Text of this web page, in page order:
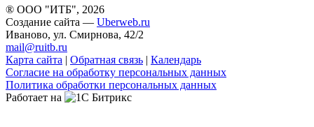
® ООО "ИТБ", 2026
Создание сайта — Uberweb.ru
Иваново, ул. Смирнова, 42/2
mail@ruitb.ru
Карта сайта | Обратная связь | Календарь
Согласие на обработку персональных данных
Политика обработки персональных данных
Работает на